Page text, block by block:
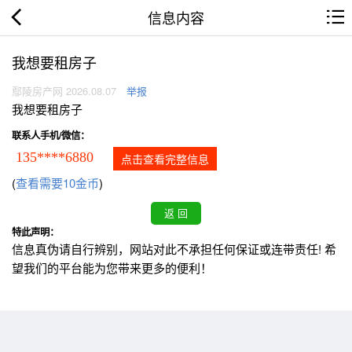
信息内容
我想要租房子
鄢陵房产网 2026.08.07 举报
我想要租房子
联系人手机/微信：
135****6880 点击查看完整信息
(查看需要10金币)
特此声明：
信息真伪请自行辨别，网站对此不承担任何保证或连带责任! 希
望我们的平台能为您带来更多的便利！